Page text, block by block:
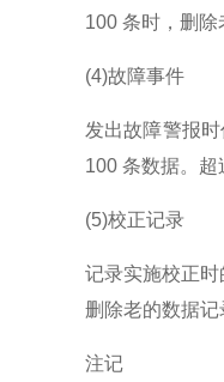
100 条时，删
(4)故障事件
发出故障警报
100 条数据。
(5)校正记录
记录实施校正
删除老的数据
注记